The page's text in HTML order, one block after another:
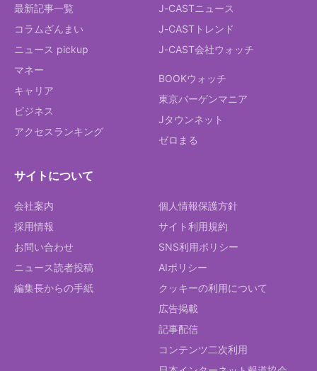
最新記事一覧
コラムざんまい
ニュース pickup
マネー
キャリア
ビジネス
アクセスランキング
J-CASTニュース
J-CASTトレンド
J-CAST会社ウォッチ
BOOKウォッチ
東京バーゲンマニア
Jタウンネット
ゼロまる
サイトについて
会社案内
採用情報
お問い合わせ
ニュース読者投稿
編集長からの手紙
個人情報保護方針
サイト利用規約
SNS利用ポリシー
AIポリシー
クッキーの利用について
広告掲載
記事配信
コンテンツ二次利用